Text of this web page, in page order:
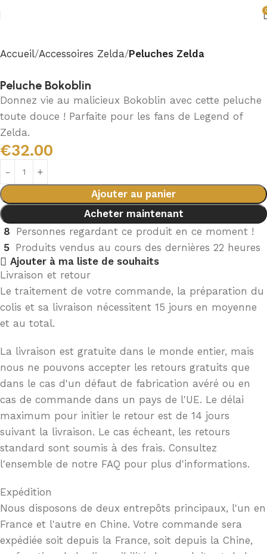
Accueil Accessoires Zelda Peluches Zelda
Peluche Bokoblin
Donnez vie au malicieux Bokoblin avec cette peluche
toute douce ! Parfaite pour les fans de Legend of
Zelda.
€32.00
Ajouter au panier
Acheter maintenant
8 Personnes regardant ce produit en ce moment !
5 Produits vendus au cours des dernières 22 heures
Ajouter à ma liste de souhaits
Livraison et retour
Le traitement de votre commande, la préparation du
colis et sa livraison nécessitent 15 jours en moyenne
et au total.
La livraison est gratuite dans le monde entier, mais
nous ne pouvons accepter les retours gratuits que
dans le cas d'un défaut de fabrication avéré ou en
cas de commande dans un pays de l'UE. Le délai
maximum pour initier le retour est de 14 jours
suivant la livraison. Le cas écheant, les retours
standard sont soumis à des frais. Consultez
l'ensemble de notre FAQ pour plus d'informations.
Expédition
Nous disposons de deux entrepôts principaux, l'un en
France et l'autre en Chine. Votre commande sera
expédiée soit depuis la France, soit depuis la Chine,